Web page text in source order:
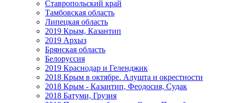
Ставропольский край
Тамбовская область
Липецкая область
2019 Крым, Казантип
2019 Архыз
Брянская область
Белоруссия
2019 Краснодар и Геленджик
2018 Крым в октябре. Алушта и окрестности
2018 Крым - Казантип, Феодосия, Судак
2018 Батуми, Грузия